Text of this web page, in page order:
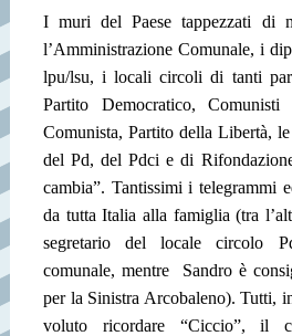
I muri del Paese tappezzati di
l’Amministrazione Comunale, i
lpu/lsu, i locali circoli di tanti
Partito Democratico, Comunisti
Comunista, Partito della Libertà,
del Pd, del Pdci e di
cambia”. Tantissimi i telegrammi
da tutta Italia alla famiglia (tra
segretario del locale circolo
comunale, mentre
Sandro è
per la Sinistra Arcobaleno). Tutti,
voluto ricordare “Ciccio”, il